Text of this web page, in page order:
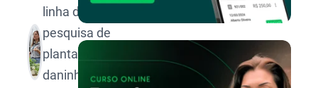
linha de
pesquisa de
plantas
daninhas.